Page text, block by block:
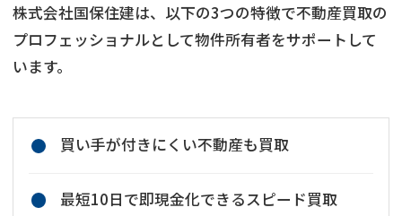
株式会社国保住建は、以下の3つの特徴で不動産買取の
プロフェッショナルとして物件所有者をサポートして
います。
買い手が付きにくい不動産も買取
最短10日で即現金化できるスピード買取